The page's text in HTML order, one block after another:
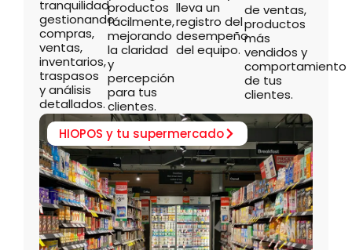
tranquilidad
gestionando
compras,
ventas,
inventarios,
traspasos
y análisis
detallados.
productos
fácilmente,
mejorando
la claridad
y
percepción
para tus
clientes.
lleva un
registro del
desempeño
del equipo.
de ventas,
productos
más
vendidos y
comportamiento
de tus
clientes.
HIOPOS y tu supermercado